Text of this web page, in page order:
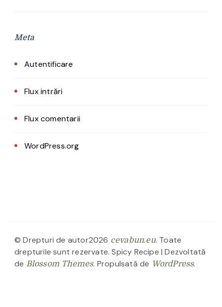
Meta
Autentificare
Flux intrări
Flux comentarii
WordPress.org
© Drepturi de autor2026 cevabun.eu. Toate
drepturile sunt rezervate. Spicy Recipe | Dezvoltată
de Blossom Themes. Propulsată de WordPress.